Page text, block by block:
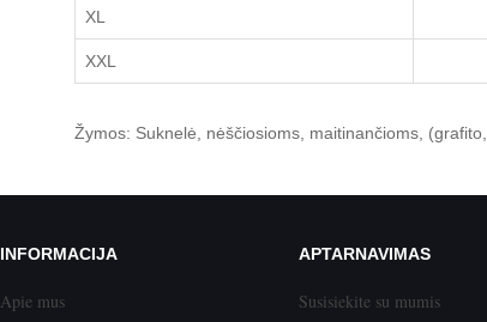
XL
XXL
Žymos: Suknelė, nėščiosioms, maitinančioms, (grafito,
INFORMACIJA
Apie mus
APTARNAVIMAS
Susisiekite su mumis